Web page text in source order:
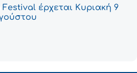
έρχεται Κυριακή 9